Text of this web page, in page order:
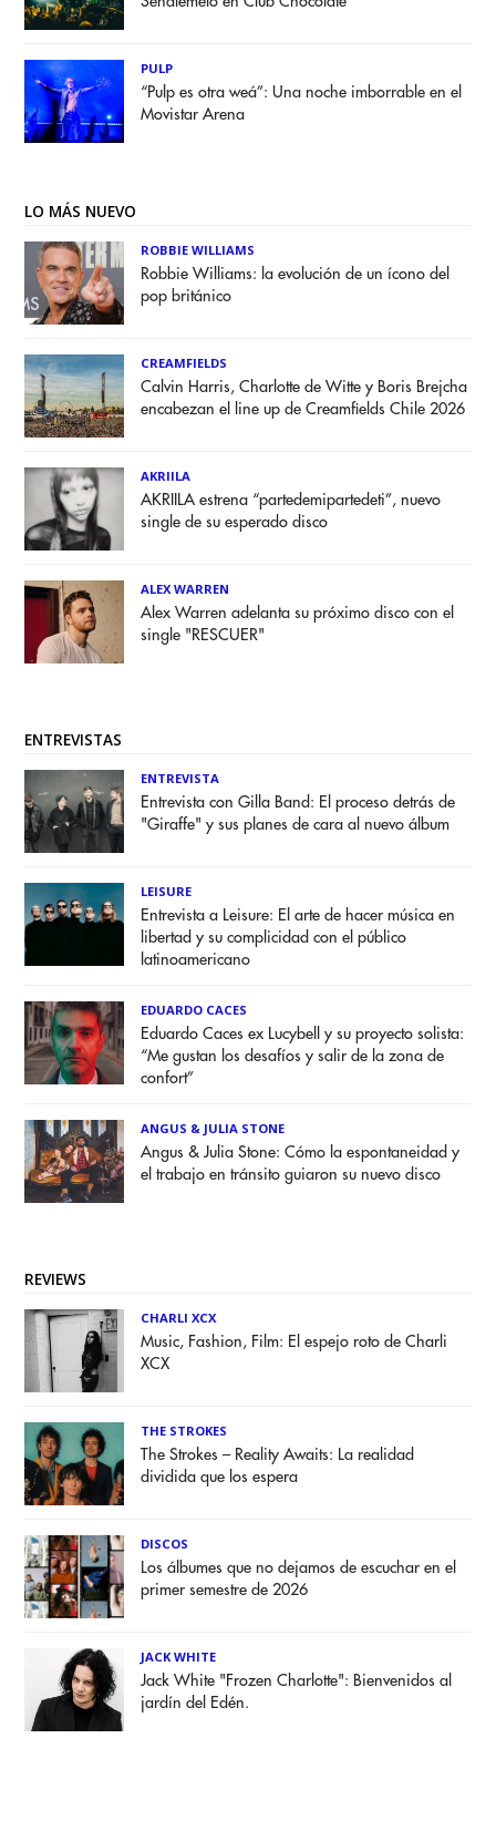
PULP
“Pulp es otra weá”: Una noche imborrable en el
Movistar Arena
LO MÁS NUEVO
ROBBIE WILLIAMS
Robbie Williams: la evolución de un ícono del
pop británico
CREAMFIELDS
Calvin Harris, Charlotte de Witte y Boris Brejcha
encabezan el line up de Creamfields Chile 2026
AKRIILA
AKRIILA estrena “partedemipartedeti”, nuevo
single de su esperado disco
ALEX WARREN
Alex Warren adelanta su próximo disco con el
single "RESCUER"
ENTREVISTAS
ENTREVISTA
Entrevista con Gilla Band: El proceso detrás de
"Giraffe" y sus planes de cara al nuevo álbum
LEISURE
Entrevista a Leisure: El arte de hacer música en
libertad y su complicidad con el público
latinoamericano
EDUARDO CACES
Eduardo Caces ex Lucybell y su proyecto solista:
“Me gustan los desafíos y salir de la zona de
confort”
ANGUS & JULIA STONE
Angus & Julia Stone: Cómo la espontaneidad y
el trabajo en tránsito guiaron su nuevo disco
REVIEWS
CHARLI XCX
Music, Fashion, Film: El espejo roto de Charli
XCX
THE STROKES
The Strokes – Reality Awaits: La realidad
dividida que los espera
DISCOS
Los álbumes que no dejamos de escuchar en el
primer semestre de 2026
JACK WHITE
Jack White "Frozen Charlotte": Bienvenidos al
jardín del Edén.